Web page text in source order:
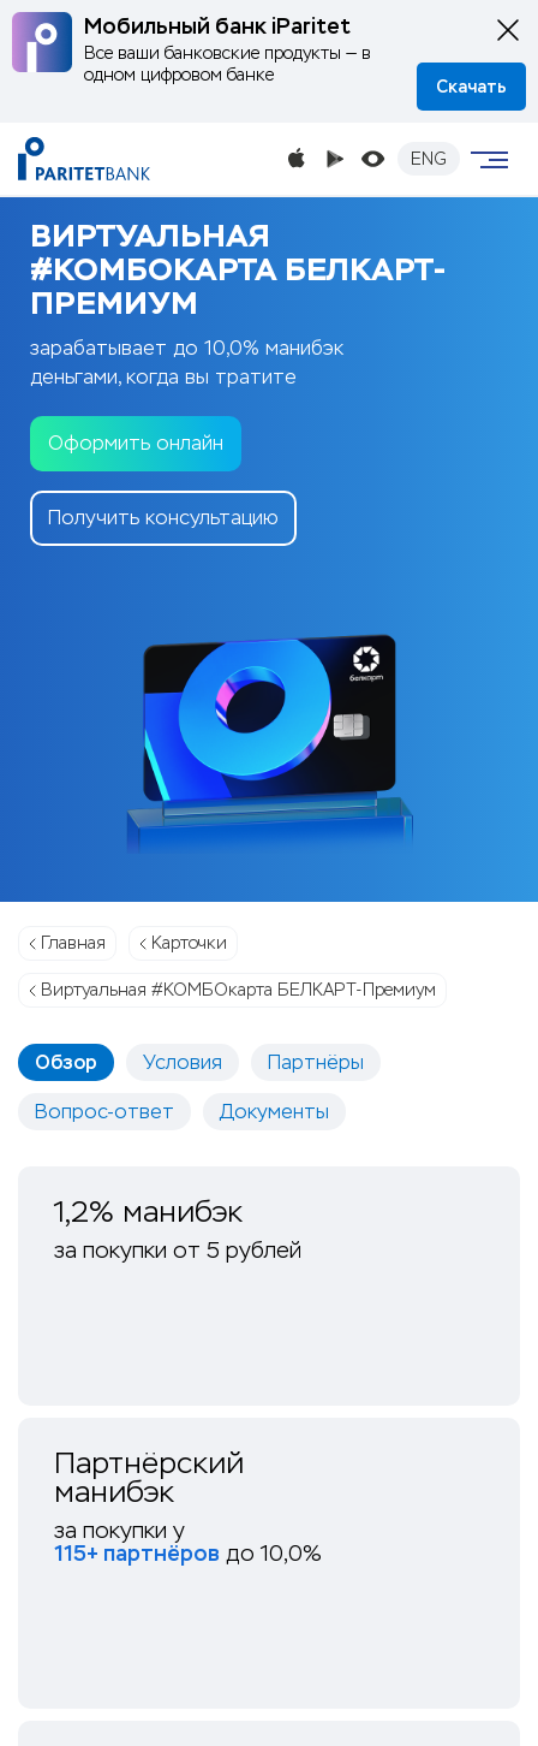
Мобильный банк iParitet
Все ваши банковские продукты — в
одном цифровом банке
Скачать
ENG
ВИРТУАЛЬНАЯ
#КОМБОКАРТА БЕЛКАРТ-
ПРЕМИУМ
зарабатывает до 10,0% манибэк
деньгами, когда вы тратите
Оформить онлайн
Получить консультацию
Главная Карточки
Виртуальная #КОМБОкарта БЕЛКАРТ-Премиум
Обзор Условия
Партнёры
Вопрос-ответ
Документы
1,2% манибэк
за покупки от 5 рублей
Партнёрский
манибэк
за покупки у
115+ партнёров до 10,0%